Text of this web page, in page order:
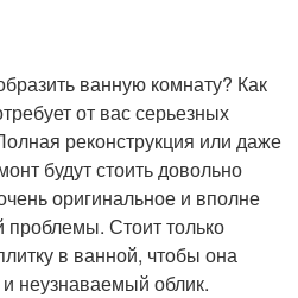
ванную комнату? Как
от вас серьезных
реконструкция или даже
будут стоить довольно
оригинальное и вполне
Стоит только
в ванной, чтобы она
неузнаваемый облик.